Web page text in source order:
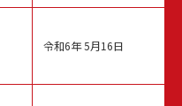
令和6年 5月16日